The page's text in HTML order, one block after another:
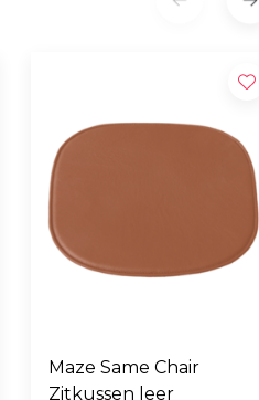
Maze Same Chair
Zitkussen leer